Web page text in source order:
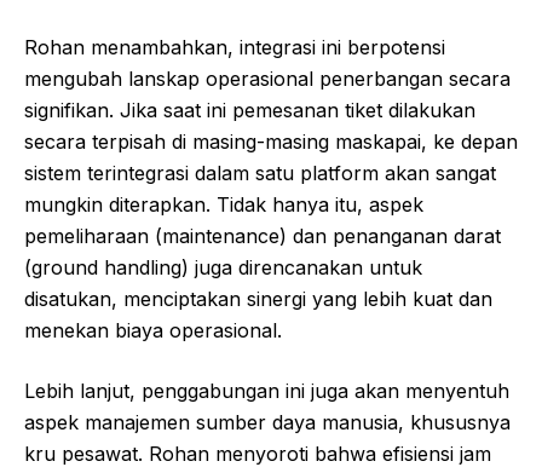
Rohan menambahkan, integrasi ini berpotensi
mengubah lanskap operasional penerbangan secara
signifikan. Jika saat ini pemesanan tiket dilakukan
secara terpisah di masing-masing maskapai, ke depan
sistem terintegrasi dalam satu platform akan sangat
mungkin diterapkan. Tidak hanya itu, aspek
pemeliharaan (maintenance) dan penanganan darat
(ground handling) juga direncanakan untuk
disatukan, menciptakan sinergi yang lebih kuat dan
menekan biaya operasional.
Lebih lanjut, penggabungan ini juga akan menyentuh
aspek manajemen sumber daya manusia, khususnya
kru pesawat. Rohan menyoroti bahwa efisiensi jam